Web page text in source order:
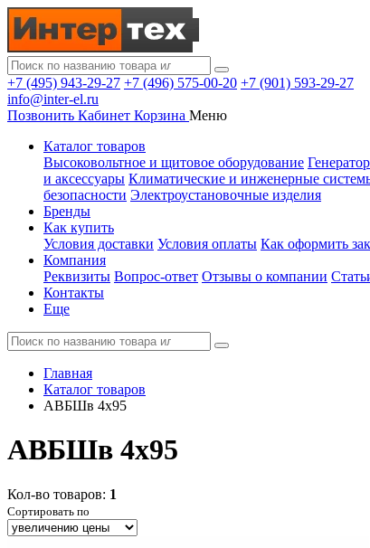
+7 (495) 943-29-27 +7 (496) 575-00-20 +7 (901) 593-29-27
info@inter-el.ru
Позвонить Кабинет Корзина Меню
Каталог товаров
Высоковольтное и щитовое оборудование
и аксессуары Климатические и инженерные
безопасности Электроустановочные изделия
Бренды
Как купить
Условия доставки Условия оплаты Как оформить
Компания
Реквизиты Вопрос-ответ Отзывы о компании
Контакты
Еще
Главная
Каталог товаров
АВБШв 4x95
АВБШв 4x95
Кол-во товаров: 1
Сортировать по